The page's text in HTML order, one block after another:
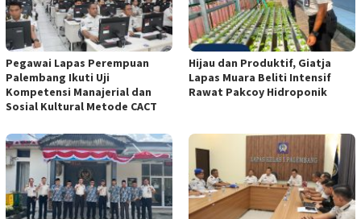
Pegawai Lapas Perempuan
Palembang Ikuti Uji
Kompetensi Manajerial dan
Sosial Kultural Metode CACT
Hijau dan Produktif, Giatja
Lapas Muara Beliti Intensif
Rawat Pakcoy Hidroponik